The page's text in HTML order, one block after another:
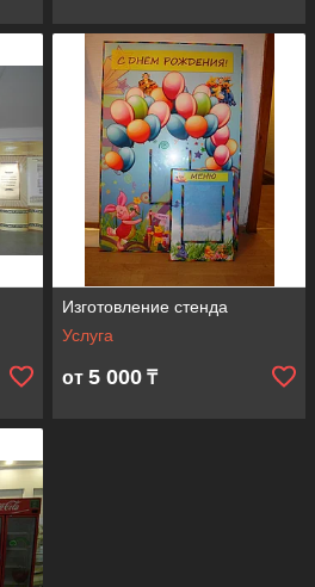
Изготовление стенда
Услуга
от 5 000 ₸